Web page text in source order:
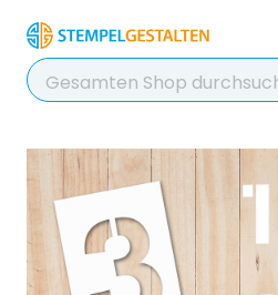
Chatten Sie
hilfreichen
Kontakt
+49 2038